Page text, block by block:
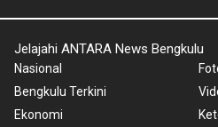
Jelajahi ANTARA News Bengkulu
Nasional
Bengkulu Terkini
Ekonomi